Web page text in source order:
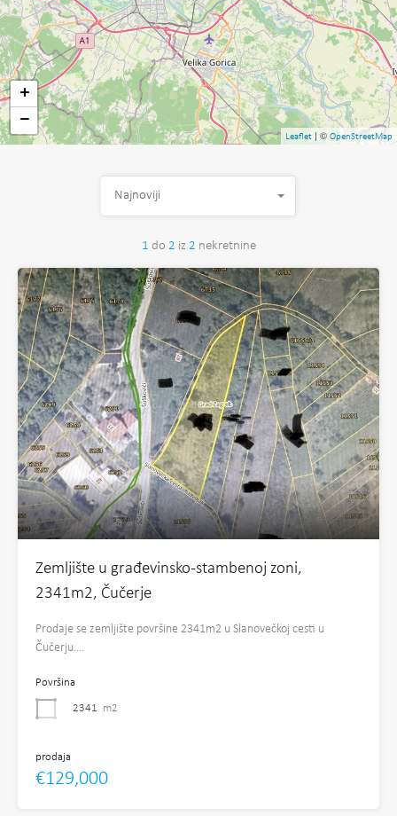
+
−
Leaflet | © OpenStreetMap
1 do 2 iz 2 nekretnine
Najnoviji
Zemljište u građevinsko-stambenoj zoni,
2341m2, Čučerje
Prodaje se zemljište površine 2341m2 u Slanovečkoj cesti u
Čučerju.…
Površina
2341 m2
prodaja
€129,000